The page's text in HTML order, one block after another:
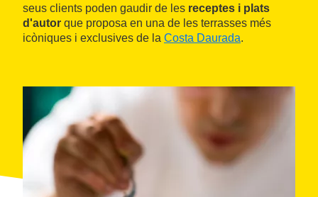
seus clients poden gaudir de les receptes i plats
d'autor que proposa en una de les terrasses més
icòniques i exclusives de la Costa Daurada.